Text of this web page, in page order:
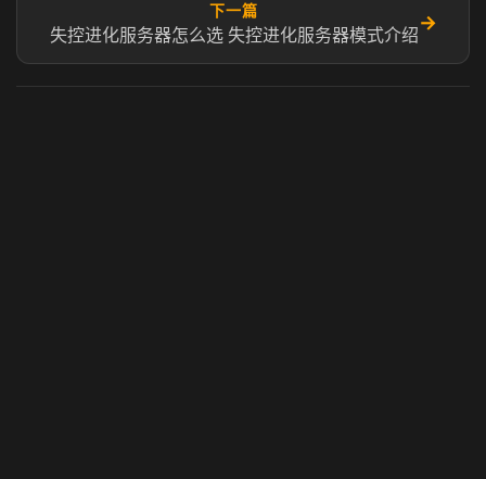
下一篇
失控进化服务器怎么选 失控进化服务器模式介绍
→